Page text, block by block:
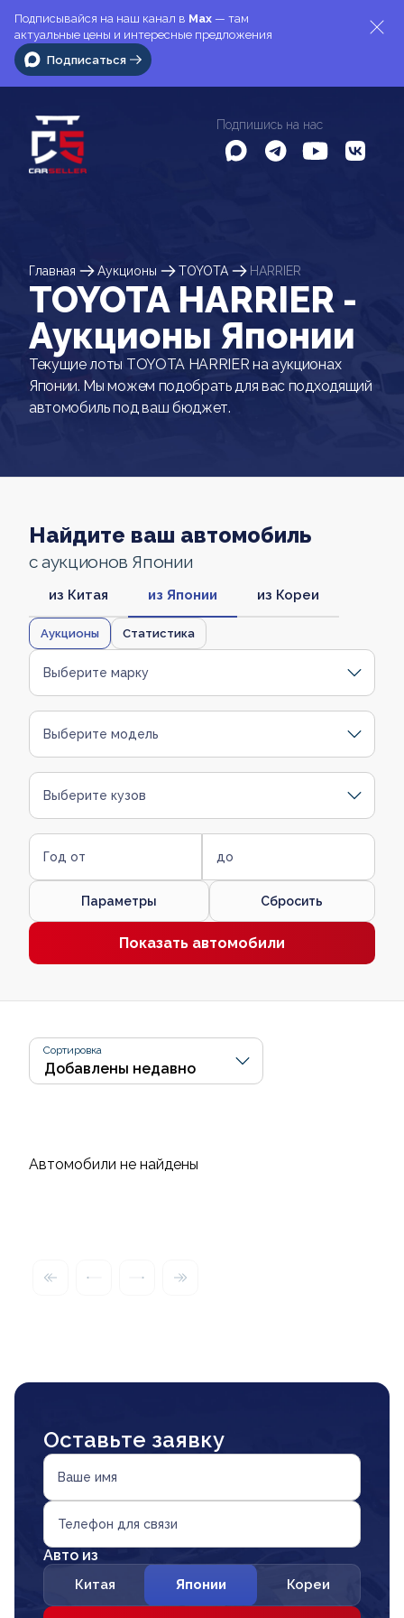
Подписывайся на наш канал в Max — там
актуальные цены и интересные предложения
Подписаться
Подпишись на нас
Главная Аукционы TOYOTA HARRIER
TOYOTA HARRIER -
Аукционы Японии
Текущие лоты TOYOTA HARRIER на аукционах
Японии. Мы можем подобрать для вас подходящий
автомобиль под ваш бюджет.
Найдите ваш автомобиль
с аукционов Японии
из Китая из Японии из Кореи
Аукционы Статистика
Выберите марку
Выберите модель
Выберите кузов
Год от до
Параметры Сбросить
Показать автомобили
Сортировка
Автомобили не найдены
Оставьте заявку
Ваше имя
Телефон для связи
Авто из
Китая Японии Кореи